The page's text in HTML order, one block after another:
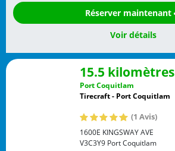
Réserver maintenant
Voir détails
15.5 kilomètres
Port Coquitlam
Tirecraft - Port Coquitlam
(1 Avis)
1600E KINGSWAY AVE
V3C3Y9 Port Coquitlam